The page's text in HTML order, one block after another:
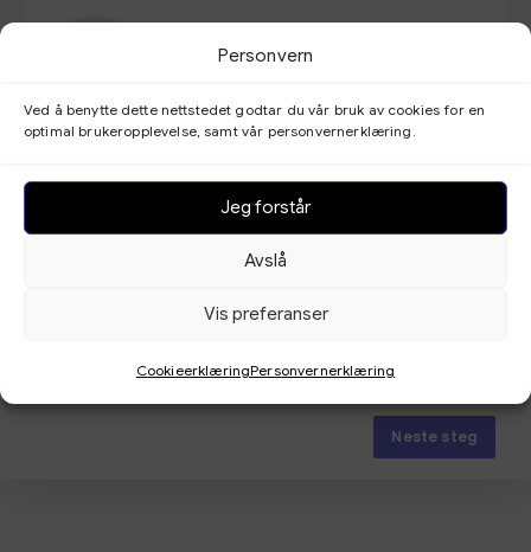
Personvern
Ved å benytte dette nettstedet godtar du vår bruk av cookies for en
optimal brukeropplevelse, samt vår personvernerklæring.
Jeg forstår
Avslå
Vis preferanser
CookieerklæringPersonvernerklæring
Olden
Neste steg